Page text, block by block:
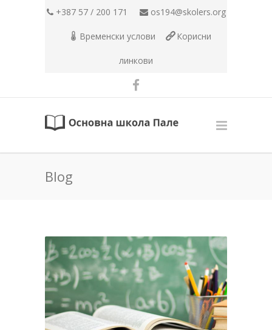
+387 57 / 200 171 os194@skolers.org
Временски услови Корисни
линкови
Blog